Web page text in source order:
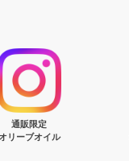
通販限定
オリーブオイル